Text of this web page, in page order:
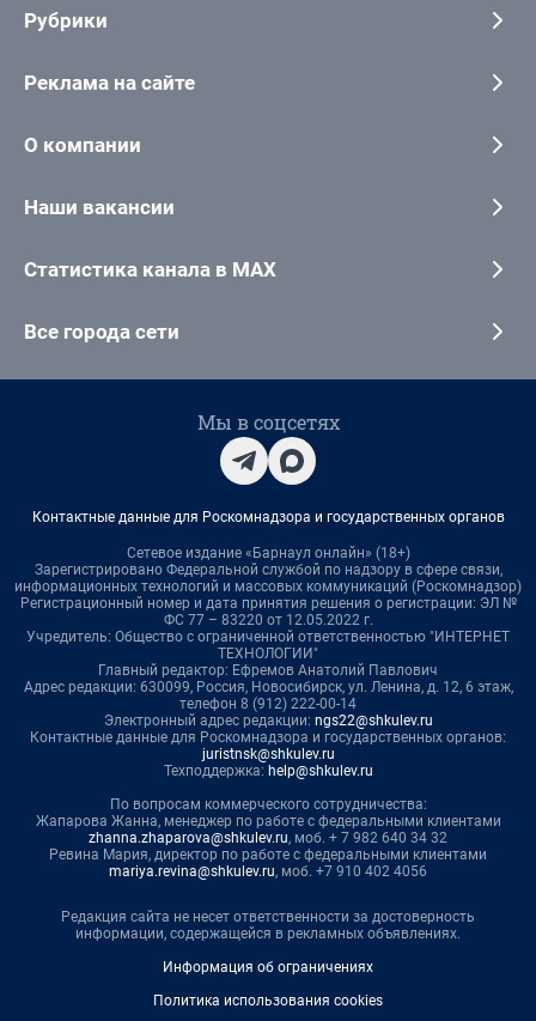
Рубрики
Реклама на сайте
О компании
Наши вакансии
Статистика канала в MAX
Все города сети
Мы в соцсетях
Контактные данные для Роскомнадзора и государственных органов
Сетевое издание «Барнаул онлайн» (18+)
Зарегистрировано Федеральной службой по надзору в сфере связи,
информационных технологий и массовых коммуникаций (Роскомнадзор)
Регистрационный номер и дата принятия решения о регистрации: ЭЛ №
ФС 77 – 83220 от 12.05.2022 г.
Учредитель: Общество с ограниченной ответственностью "ИНТЕРНЕТ
ТЕХНОЛОГИИ"
Главный редактор: Ефремов Анатолий Павлович
Адрес редакции: 630099, Россия, Новосибирск, ул. Ленина, д. 12, 6 этаж,
телефон 8 (912) 222-00-14
Электронный адрес редакции: ngs22@shkulev.ru
Контактные данные для Роскомнадзора и государственных органов:
juristnsk@shkulev.ru
Техподдержка: help@shkulev.ru
По вопросам коммерческого сотрудничества:
Жапарова Жанна, менеджер по работе с федеральными клиентами
zhanna.zhaparova@shkulev.ru, моб. + 7 982 640 34 32
Ревина Мария, директор по работе с федеральными клиентами
mariya.revina@shkulev.ru, моб. +7 910 402 4056
Редакция сайта не несет ответственности за достоверность
информации, содержащейся в рекламных объявлениях.
Информация об ограничениях
Политика использования cookies